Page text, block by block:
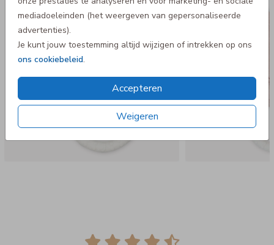
mediadoeleinden (het weergeven van gepersonaliseerde
advertenties).
Je kunt jouw toestemming altijd wijzigen of intrekken op ons
ons cookiebeleid.
Accepteren
Weigeren